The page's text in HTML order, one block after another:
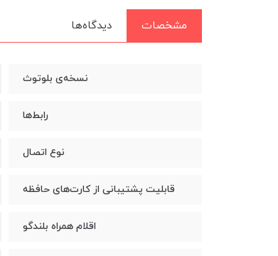
مشخصات دیدگاه‌ها
نسخه‌ی بلوتوث
رابط‌ها
نوع اتصال
قابلیت پشتیبانی از کارت‌های حافظه
اقلام همراه بلندگو